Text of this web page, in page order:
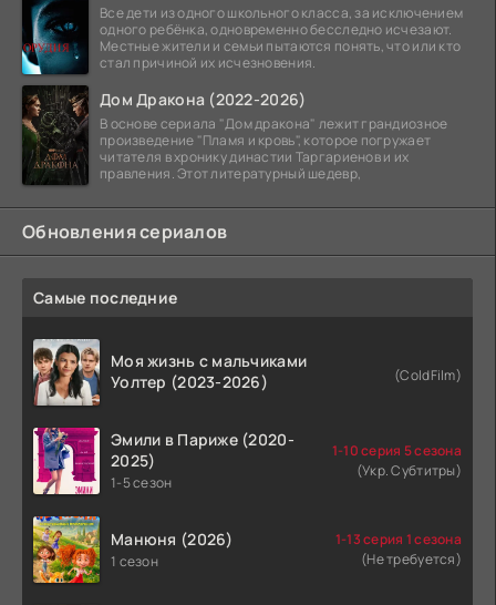
Все дети из одного школьного класса, за исключением
одного ребёнка, одновременно бесследно исчезают.
Местные жители и семьи пытаются понять, что или кто
стал причиной их исчезновения.
Дом Дракона (2022-2026)
В основе сериала "Дом дракона" лежит грандиозное
произведение "Пламя и кровь", которое погружает
читателя в хронику династии Таргариенов и их
правления. Этот литературный шедевр,
Обновления сериалов
Самые последние
Моя жизнь с мальчиками
Уолтер (2023-2026)
(ColdFilm)
Эмили в Париже (2020-
2025)
1-5 сезон
1-10 серия 5 сезона
(Укр. Субтитры)
Манюня (2026)
1 сезон
1-13 серия 1 сезона
(Не требуется)